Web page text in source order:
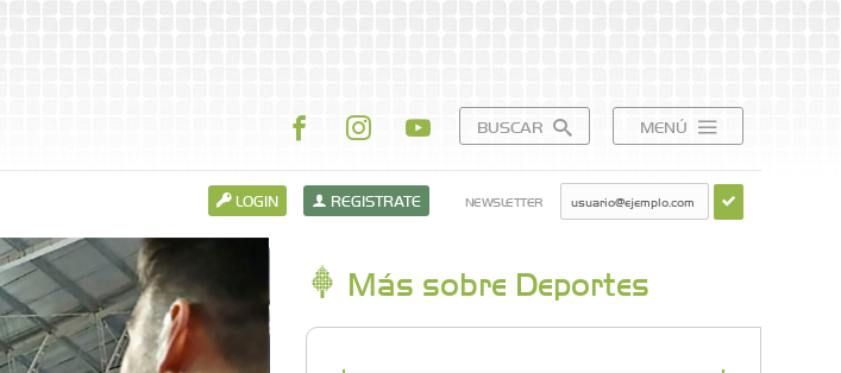
BUSCAR MENÚ
LOGIN REGISTRATE NEWSLETTER
Más sobre Deportes